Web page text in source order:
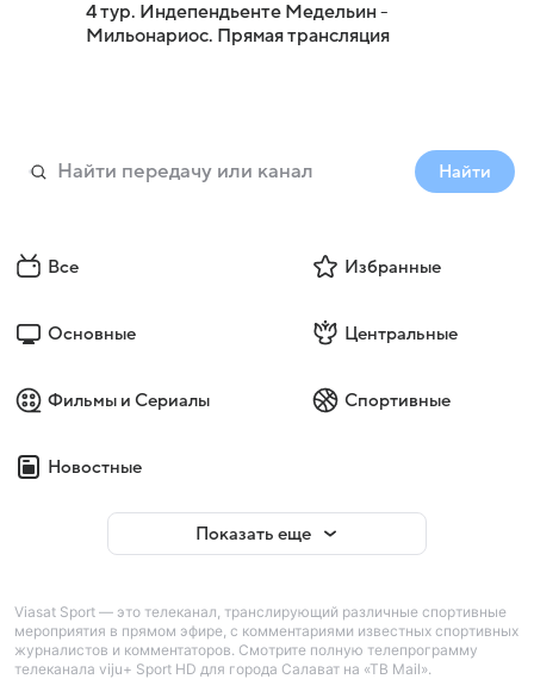
4 тур. Индепендьенте Медельин -
Мильонариос. Прямая трансляция
Найти
Все Избранные
Основные Центральные
Фильмы и Сериалы Спортивные
Новостные
Показать еще
Viasat Sport — это телеканал, транслирующий различные спортивные
мероприятия в прямом эфире, с комментариями известных спортивных
журналистов и комментаторов. Смотрите полную телепрограмму
телеканала viju+ Sport HD для города Салават на «ТВ Mail».